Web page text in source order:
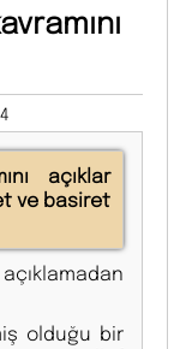
açıklar
ve basiret
olduğu bir